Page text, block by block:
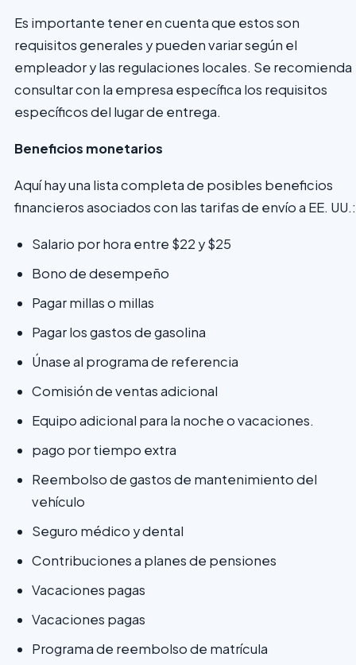
Es importante tener en cuenta que estos son
requisitos generales y pueden variar según el
empleador y las regulaciones locales. Se recomienda
consultar con la empresa específica los requisitos
específicos del lugar de entrega.
Beneficios monetarios
Aquí hay una lista completa de posibles beneficios
financieros asociados con las tarifas de envío a EE. UU.:
Salario por hora entre $22 y $25
Bono de desempeño
Pagar millas o millas
Pagar los gastos de gasolina
Únase al programa de referencia
Comisión de ventas adicional
Equipo adicional para la noche o vacaciones.
pago por tiempo extra
Reembolso de gastos de mantenimiento del
vehículo
Seguro médico y dental
Contribuciones a planes de pensiones
Vacaciones pagas
Vacaciones pagas
Programa de reembolso de matrícula